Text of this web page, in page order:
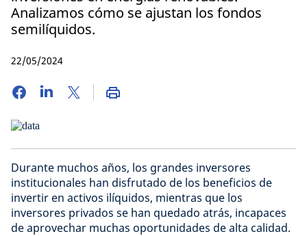
Analizamos cómo se ajustan los fondos
semilíquidos.
22/05/2024
Durante muchos años, los grandes inversores
institucionales han disfrutado de los beneficios de
invertir en activos ilíquidos, mientras que los
inversores privados se han quedado atrás, incapaces
de aprovechar muchas oportunidades de alta calidad.